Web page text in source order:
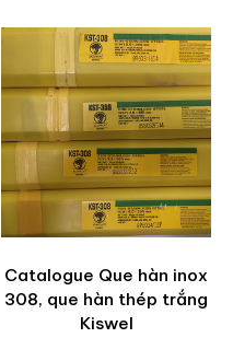
Catalogue Que hàn inox
308, que hàn thép trắng
Kiswel